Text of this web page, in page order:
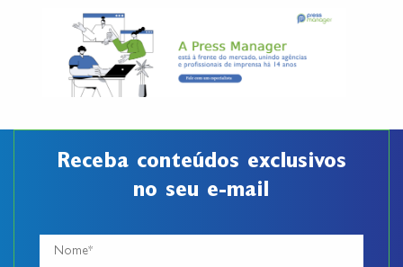
Receba conteúdos exclusivos
no seu e-mail